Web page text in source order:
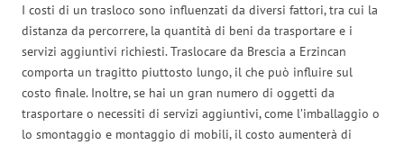
I costi di un trasloco sono influenzati da diversi fattori, tra cui la
distanza da percorrere, la quantità di beni da trasportare e i
servizi aggiuntivi richiesti. Traslocare da Brescia a Erzincan
comporta un tragitto piuttosto lungo, il che può influire sul
costo finale. Inoltre, se hai un gran numero di oggetti da
trasportare o necessiti di servizi aggiuntivi, come l’imballaggio o
lo smontaggio e montaggio di mobili, il costo aumenterà di